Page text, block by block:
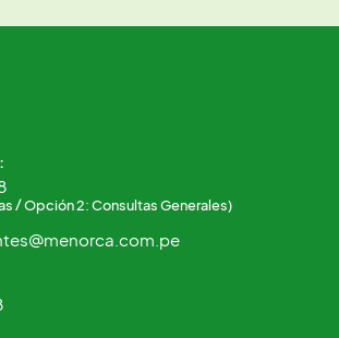
/ Opción 2: Consultas Generales)